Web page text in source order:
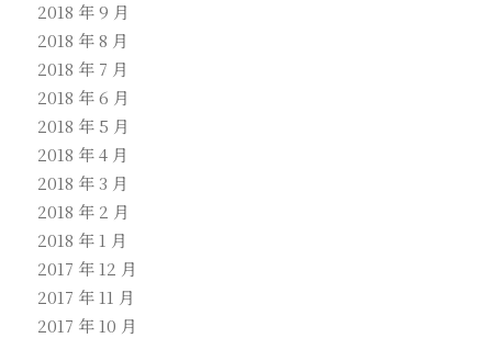
2018 年 9 月
2018 年 8 月
2018 年 7 月
2018 年 6 月
2018 年 5 月
2018 年 4 月
2018 年 3 月
2018 年 2 月
2018 年 1 月
2017 年 12 月
2017 年 11 月
2017 年 10 月